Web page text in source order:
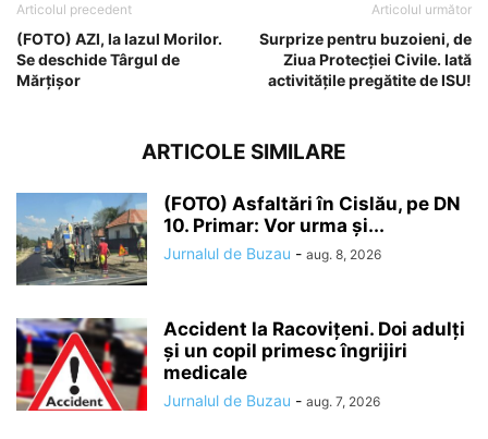
Articolul precedent
(FOTO) AZI, la Iazul Morilor.
Se deschide Târgul de
Mărțișor
Articolul următor
Surprize pentru buzoieni, de
Ziua Protecției Civile. Iată
activitățile pregătite de ISU!
ARTICOLE SIMILARE
(FOTO) Asfaltări în Cislău, pe DN
10. Primar: Vor urma și...
Jurnalul de Buzau - aug. 8, 2026
Accident la Racovițeni. Doi adulți
și un copil primesc îngrijiri
medicale
Jurnalul de Buzau - aug. 7, 2026